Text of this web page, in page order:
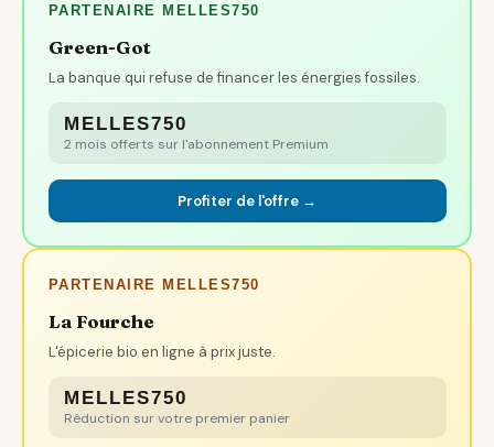
PARTENAIRE MELLES750
Green-Got
La banque qui refuse de financer les énergies fossiles.
MELLES750
2 mois offerts sur l'abonnement Premium
Profiter de l'offre →
PARTENAIRE MELLES750
La Fourche
L'épicerie bio en ligne à prix juste.
MELLES750
Réduction sur votre premier panier